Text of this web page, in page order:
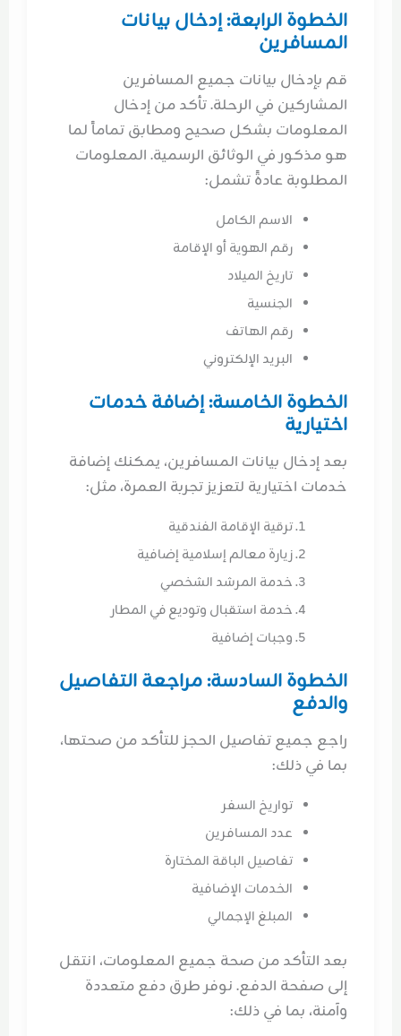
الخطوة الرابعة: إدخال بيانات
المسافرين
قم بإدخال بيانات جميع المسافرين
المشاركين في الرحلة. تأكد من إدخال
المعلومات بشكل صحيح ومطابق تماماً لما
هو مذكور في الوثائق الرسمية. المعلومات
المطلوبة عادةً تشمل:
الاسم الكامل
رقم الهوية أو الإقامة
تاريخ الميلاد
الجنسية
رقم الهاتف
البريد الإلكتروني
الخطوة الخامسة: إضافة خدمات
اختيارية
بعد إدخال بيانات المسافرين، يمكنك إضافة
خدمات اختيارية لتعزيز تجربة العمرة، مثل:
ترقية الإقامة الفندقية
زيارة معالم إسلامية إضافية
خدمة المرشد الشخصي
خدمة استقبال وتوديع في المطار
وجبات إضافية
الخطوة السادسة: مراجعة التفاصيل
والدفع
راجع جميع تفاصيل الحجز للتأكد من صحتها،
بما في ذلك:
تواريخ السفر
عدد المسافرين
تفاصيل الباقة المختارة
الخدمات الإضافية
المبلغ الإجمالي
بعد التأكد من صحة جميع المعلومات، انتقل
إلى صفحة الدفع. نوفر طرق دفع متعددة
وآمنة، بما في ذلك: